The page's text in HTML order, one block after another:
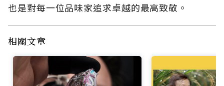
也是對每一位品味家追求卓越的最高致敬。
相關文章